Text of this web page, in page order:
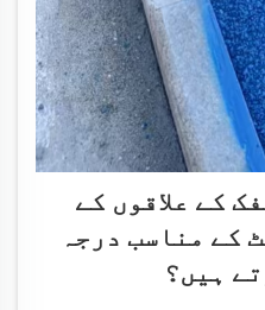
کے علاقوں کے
کے مناسب درجہ
ہیں؟